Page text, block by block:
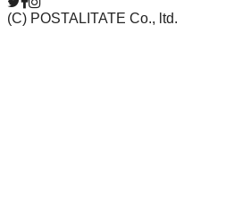
(C) POSTALITATE Co., ltd.